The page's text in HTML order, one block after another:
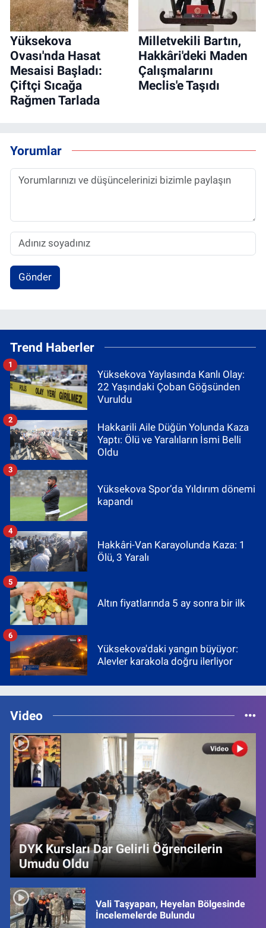
Yüksekova
Ovası'nda Hasat
Mesaisi Başladı:
Çiftçi Sıcağa
Rağmen Tarlada
Milletvekili Bartın,
Hakkâri'deki Maden
Çalışmalarını
Meclis'e Taşıdı
Yorumlar
Gönder
Trend Haberler
Yüksekova Yaylasında Kanlı Olay:
22 Yaşındaki Çoban Göğsünden
Vuruldu
1
Hakkarili Aile Düğün Yolunda Kaza
Yaptı: Ölü ve Yaralıların İsmi Belli
Oldu
2
Yüksekova Spor’da Yıldırım dönemi
kapandı
3
Hakkâri-Van Karayolunda Kaza: 1
Ölü, 3 Yaralı
4
Altın fiyatlarında 5 ay sonra bir ilk
5
Yüksekova'daki yangın büyüyor:
Alevler karakola doğru ilerliyor
6
Video
DYK Kursları Dar Gelirli Öğrencilerin
Umudu Oldu
Vali Taşyapan, Heyelan Bölgesinde
İncelemelerde Bulundu